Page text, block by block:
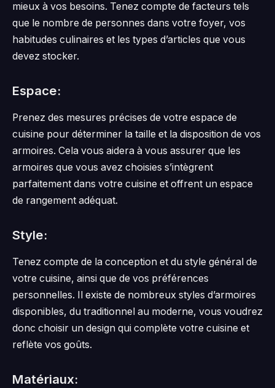
mieux à vos besoins. Tenez compte de facteurs tels
que le nombre de personnes dans votre foyer, vos
habitudes culinaires et les types d’articles que vous
devez stocker.
Espace:
Prenez des mesures précises de votre espace de
cuisine pour déterminer la taille et la disposition de vos
armoires. Cela vous aidera à vous assurer que les
armoires que vous avez choisies s’intègrent
parfaitement dans votre cuisine et offrent un espace
de rangement adéquat.
Style:
Tenez compte de la conception et du style général de
votre cuisine, ainsi que de vos préférences
personnelles. Il existe de nombreux styles d’armoires
disponibles, du traditionnel au moderne, vous voudrez
donc choisir un design qui complète votre cuisine et
reflète vos goûts.
Matériaux: